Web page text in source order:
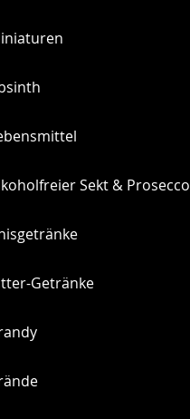
Sekt & Prosecco
Getränke